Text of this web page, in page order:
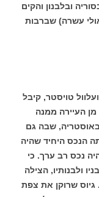
ובלבנון והקים
עשרה) שברבות
טויסטר, קיבל
העיירה ממנה
שבה גם
הנכס היחיד שהיה
נכס רב ערך. כי
ולבנותיו, הצילה
שרוקן את צפת